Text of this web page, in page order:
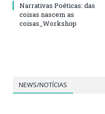
Narrativas Poéticas: das
coisas nascem as
coisas_Workshop
NEWS/NOTÍCIAS